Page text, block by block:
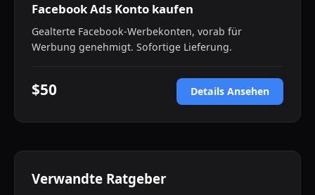
Facebook Ads Konto kaufen
Gealterte Facebook-Werbekonten, vorab für
Werbung genehmigt. Sofortige Lieferung.
$50 Details Ansehen
Verwandte Ratgeber